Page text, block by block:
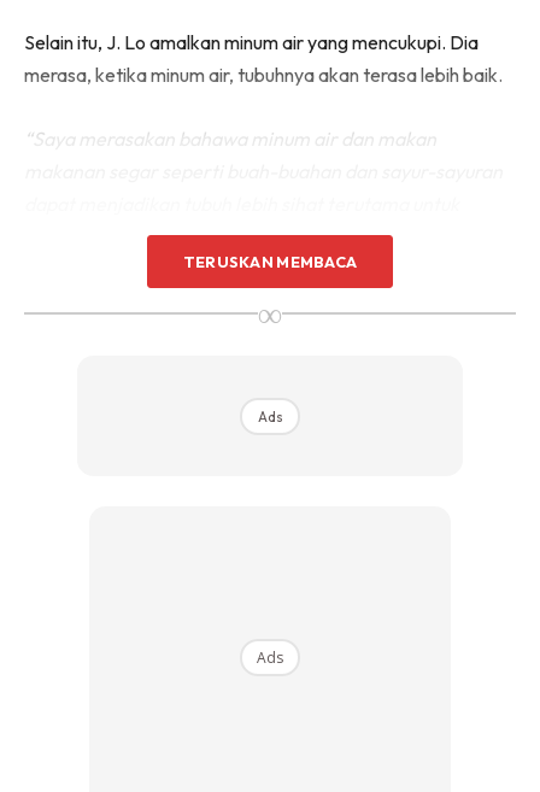
Selain itu, J. Lo amalkan minum air yang mencukupi. Dia
merasa, ketika minum air, tubuhnya akan terasa lebih baik.
“Saya merasakan bahawa minum air dan makan
masalah kulit,” tambahnya.
Kita sering menganggap bahawa selebriti Hollywood ini tak
TERUSKAN MEMBACA
∞
Ads
Ads